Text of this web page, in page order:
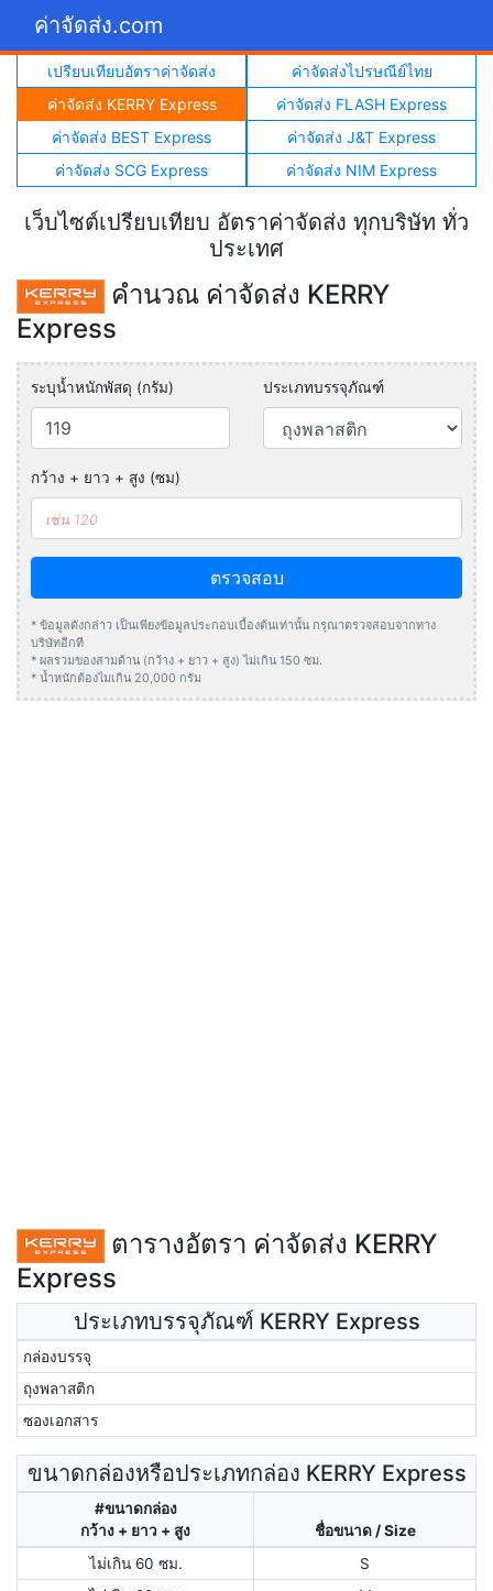
ค่าจัดส่ง.com
เปรียบเทียบอัตราค่าจัดส่ง
ค่าจัดส่งไปรษณีย์ไทย
ค่าจัดส่ง KERRY Express
ค่าจัดส่ง FLASH Express
ค่าจัดส่ง BEST Express
ค่าจัดส่ง J&T Express
ค่าจัดส่ง SCG Express
ค่าจัดส่ง NIM Express
เว็บไซต์เปรียบเทียบ อัตราค่าจัดส่ง ทุกบริษัท ทั่ว
ประเทศ
คำนวณ ค่าจัดส่ง KERRY
Express
ระบุน้ำหนักพัสดุ (กรัม) ประเภทบรรจุภัณฑ์
กว้าง + ยาว + สูง (ซม)
ตรวจสอบ
* ข้อมูลดังกล่าว เป็นเพียงข้อมูลประกอบเบื้องต้นเท่านั้น กรุณาตรวจสอบจากทาง
บริษัทอีกที
* ผลรวมของสามด้าน (กว้าง + ยาว + สูง) ไม่เกิน 150 ซม.
* น้ำหนักต้องไมเกิน 20,000 กรัม
ตารางอัตรา ค่าจัดส่ง KERRY
Express
ประเภทบรรจุภัณฑ์ KERRY Express
กล่องบรรจุ
ถุงพลาสติก
ซองเอกสาร
ขนาดกล่องหรือประเภทกล่อง KERRY Express
#ขนาดกล่อง
กว้าง + ยาว + สูง
ชื่อขนาด / Size
ไม่เกิน 60 ซม.
S